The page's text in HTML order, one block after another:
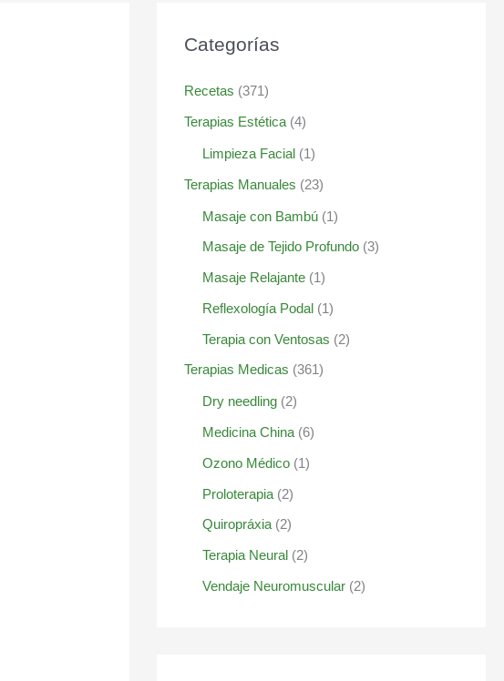
Categorías
Recetas (371)
Terapias Estética(4)
Limpieza Facial(1)
Terapias Manuales (23)
Masaje con Bambú(1)
Masaje de Tejido Profundo(3)
Masaje Relajante(1)
Reflexología Podal(1)
Terapia con Ventosas (2)
Terapias Medicas (361)
Dry needling(2)
Medicina China(6)
Ozono Médico(1)
Proloterapia(2)
Quiropráxia(2)
Terapia Neural(2)
Vendaje Neuromuscular(2)